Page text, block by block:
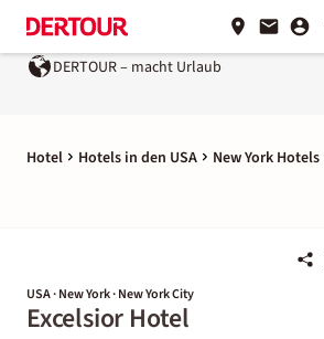
DERTOUR – macht Urlaub
Hotel Hotels in den USA New York Hotels
USA · New York · New York City
Excelsior Hotel